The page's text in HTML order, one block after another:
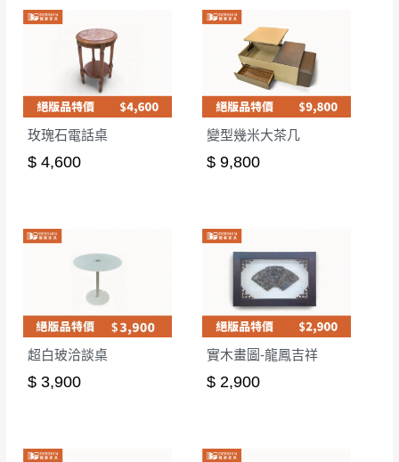
玫瑰石電話桌
$ 4,600
變型幾米大茶几
$ 9,800
超白玻洽談桌
$ 3,900
實木畫圖-龍鳳吉祥
$ 2,900